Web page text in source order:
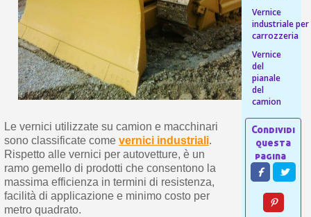
Le vernici utilizzate su camion e macchinari
sono classificate come vernici industriali.
Rispetto alle vernici per autovetture, è un
ramo gemello di prodotti che consentono la
massima efficienza in termini di resistenza,
facilità di applicazione e minimo costo per
metro quadrato.
Vernice
industriale per
carrozzeria
Vernice
del
pianale
del
camion